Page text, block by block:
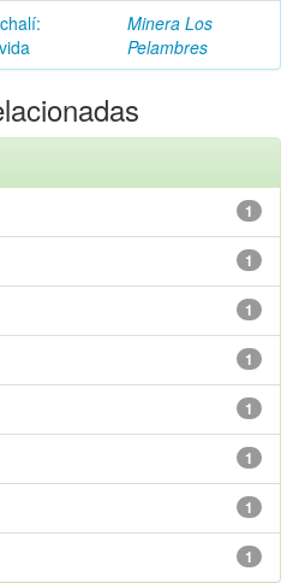
Minera Los
Pelambres
1
1
1
1
1
1
1
1